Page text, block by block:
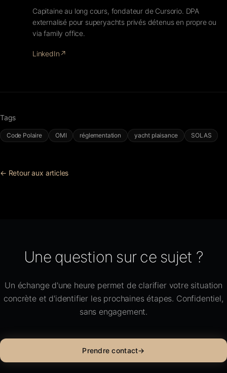
Capitaine au long cours, fondateur de Cursorio. DPA
externalisé pour superyachts privés détenus en propre ou
via family office.
LinkedIn ↗
Tags
Code Polaire OMI réglementation yacht plaisance SOLAS
← Retour aux articles
Une question sur ce sujet ?
Un échange d'une heure permet de clarifier votre situation
concrète et d'identifier les prochaines étapes. Confidentiel,
sans engagement.
Prendre contact→